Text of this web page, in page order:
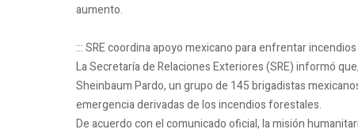
aumento.
::: SRE coordina apoyo mexicano para enfrentar
La Secretaría de Relaciones Exteriores (SRE) informó
Sheinbaum Pardo, un grupo de 145 brigadistas
emergencia derivadas de los incendios forestales.
De acuerdo con el comunicado oficial, la misión